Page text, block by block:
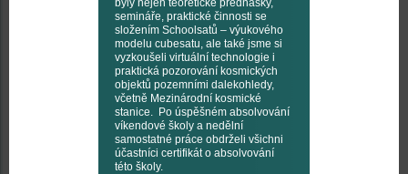
byly nejen teoretické přednášky,
semináře, praktické činnosti se
složením Schoolsatů – výukového
modelu cubesatu, ale také jsme si
vyzkoušeli virtuální technologie i
praktická pozorování kosmických
objektů pozemními dalekohledy,
včetně Mezinárodní kosmické
stanice. Po úspěšném absolvování
víkendové školy a nedělní
samostatné práce obdrželi všichni
účastníci certifikát o absolvování
této školy.